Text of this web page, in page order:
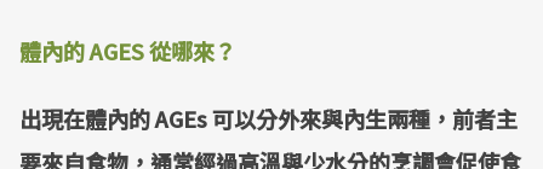
體內的 AGES 從哪來？
出現在體內的 AGEs 可以分外來與內生兩種，前者主
要來自食物，通常經過高溫與少水分的烹調會促使食